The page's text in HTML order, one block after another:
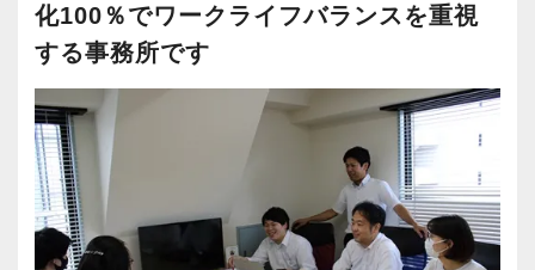
化100％でワークライフバランスを重視
する事務所です